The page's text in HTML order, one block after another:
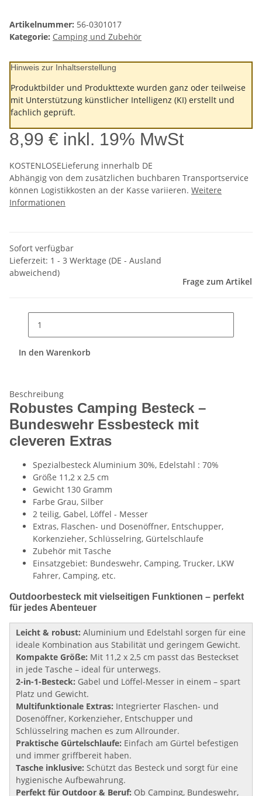
Artikelnummer: 56-0301017
Kategorie: Camping und Zubehör
Hinweis zur Inhaltserstellung
Produktbilder und Produkttexte wurden ganz oder teilweise
mit Unterstützung künstlicher Intelligenz (KI) erstellt und
fachlich geprüft.
8,99 € inkl. 19% MwSt
KOSTENLOSELieferung innerhalb DE
Abhängig von dem zusätzlichen buchbaren Transportservice
können Logistikkosten an der Kasse variieren. Weitere
Informationen
Sofort verfügbar
Lieferzeit: 1 - 3 Werktage (DE - Ausland
abweichend)
Frage zum Artikel
In den Warenkorb
Beschreibung
Robustes Camping Besteck –
Bundeswehr Essbesteck mit
cleveren Extras
Spezialbesteck Aluminium 30%, Edelstahl : 70%
Größe 11,2 x 2,5 cm
Gewicht 130 Gramm
Farbe Grau, Silber
2 teilig, Gabel, Löffel - Messer
Extras, Flaschen- und Dosenöffner, Entschupper,
Korkenzieher, Schlüsselring, Gürtelschlaufe
Zubehör mit Tasche
Einsatzgebiet: Bundeswehr, Camping, Trucker, LKW
Fahrer, Camping, etc.
Outdoorbesteck mit vielseitigen Funktionen – perfekt
für jedes Abenteuer
Leicht & robust: Aluminium und Edelstahl sorgen für eine
ideale Kombination aus Stabilität und geringem Gewicht.
Kompakte Größe: Mit 11,2 x 2,5 cm passt das Besteckset
in jede Tasche – ideal für unterwegs.
2-in-1-Besteck: Gabel und Löffel-Messer in einem – spart
Platz und Gewicht.
Multifunktionale Extras: Integrierter Flaschen- und
Dosenöffner, Korkenzieher, Entschupper und
Schlüsselring machen es zum Allrounder.
Praktische Gürtelschlaufe: Einfach am Gürtel befestigen
und immer griffbereit haben.
Tasche inklusive: Schützt das Besteck und sorgt für eine
hygienische Aufbewahrung.
Perfekt für Outdoor & Beruf: Ob Camping, Bundeswehr,